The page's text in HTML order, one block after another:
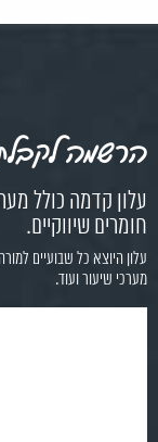
הרשמה לקבלת
עלון קדמה כולל
חומרים שיווקיים.
עלון היוצא כל שבועיים
מערכי שיעור ועוד.